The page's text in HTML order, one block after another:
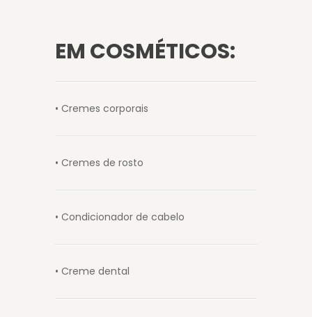
EM COSMÉTICOS:
• Cremes corporais
• Cremes de rosto
• Condicionador de cabelo
• Creme dental